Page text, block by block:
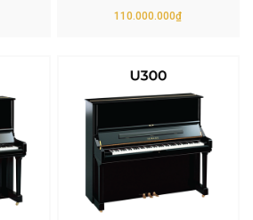
110.000.000₫